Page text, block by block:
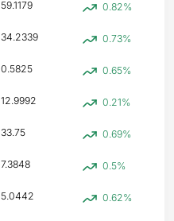
59.1179 0.82%
34.2339 0.73%
0.5825 0.65%
12.9992 0.21%
33.75 0.69%
7.3848 0.5%
5.0442 0.62%